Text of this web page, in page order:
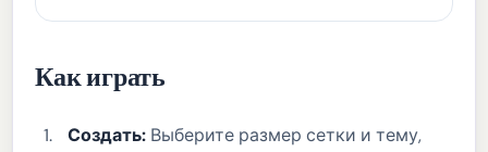
Как играть
Создать: Выберите размер сетки и тему,